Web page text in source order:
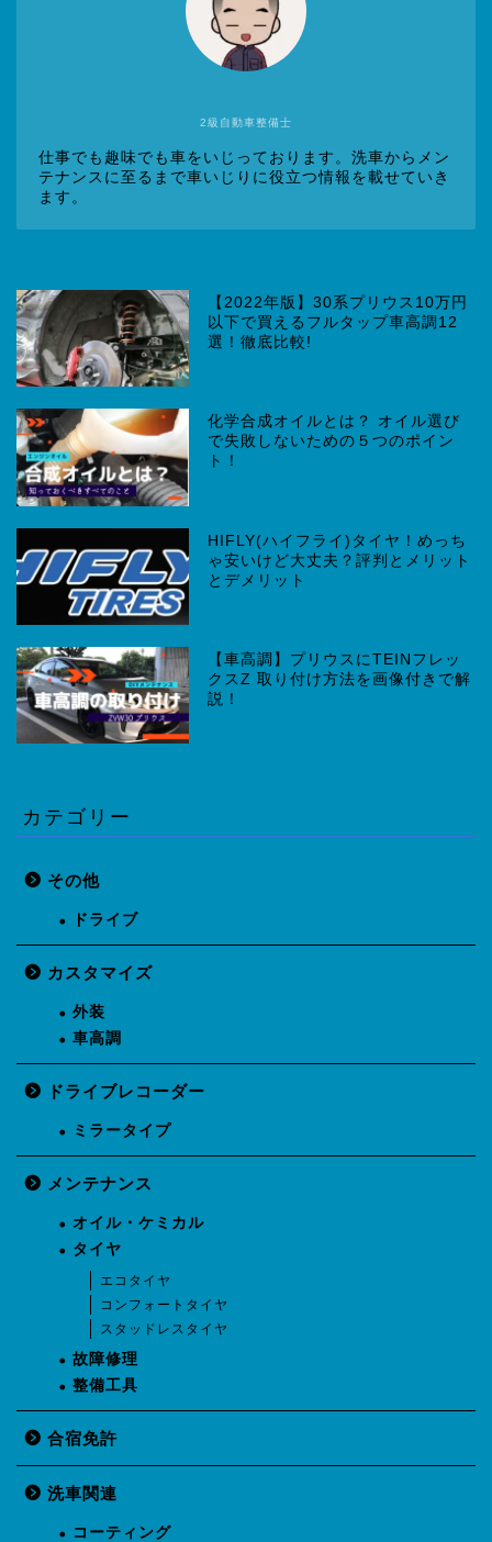
2級自動車整備士
仕事でも趣味でも車をいじっております。洗車からメン
テナンスに至るまで車いじりに役立つ情報を載せていき
ます。
【2022年版】30系プリウス10万円
以下で買えるフルタップ車高調12
選！徹底比較!
化学合成オイルとは？ オイル選び
で失敗しないための５つのポイン
ト！
HIFLY(ハイフライ)タイヤ！めっち
ゃ安いけど大丈夫？評判とメリット
とデメリット
【車高調】プリウスにTEINフレッ
クスZ 取り付け方法を画像付きで解
説！
カテゴリー
その他
ドライブ
カスタマイズ
外装
車高調
ドライブレコーダー
ミラータイプ
メンテナンス
オイル・ケミカル
タイヤ
エコタイヤ
コンフォートタイヤ
スタッドレスタイヤ
故障修理
整備工具
合宿免許
洗車関連
コーティング